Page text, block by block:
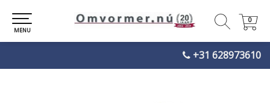
+31 628973610
0
0
MENU